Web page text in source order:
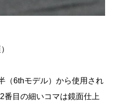
（6thモデル）から使用され
番目の細いコマは鏡面仕上